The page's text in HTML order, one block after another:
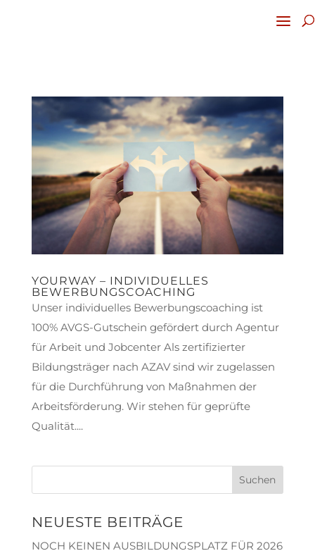
YOURWAY – INDIVIDUELLES
BEWERBUNGSCOACHING
Unser individuelles Bewerbungscoaching ist
100% AVGS-Gutschein gefördert durch Agentur
für Arbeit und Jobcenter Als zertifizierter
Bildungsträger nach AZAV sind wir zugelassen
für die Durchführung von Maßnahmen der
Arbeitsförderung. Wir stehen für geprüfte
Qualität....
NEUESTE BEITRÄGE
NOCH KEINEN AUSBILDUNGSPLATZ FÜR 2026